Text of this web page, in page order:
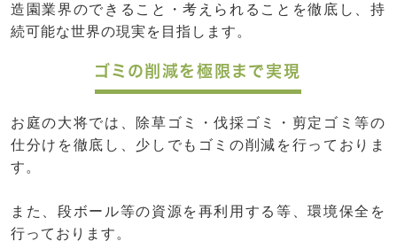
造園業界のできること・考えられることを徹底し、持
続可能な世界の現実を目指します。
ゴミの削減を極限まで実現
お庭の大将では、除草ゴミ・伐採ゴミ・剪定ゴミ等の
仕分けを徹底し、少しでもゴミの削減を行っておりま
す。
また、段ボール等の資源を再利用する等、環境保全を
行っております。